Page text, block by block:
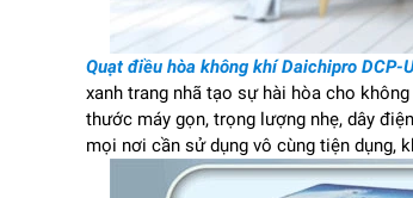
Quạt điều hòa không khí Daichipro DCP-
xanh trang nhã tạo sự hài hòa cho
thước máy gọn, trọng lượng nhẹ, dây
mọi nơi cần sử dụng vô cùng tiện dụng,